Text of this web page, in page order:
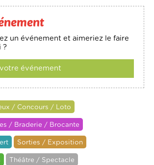
un événement et aimeriez le faire
?
événement
/ Concours / Loto
/ Braderie / Brocante
Sorties / Exposition
Théâtre / Spectacle